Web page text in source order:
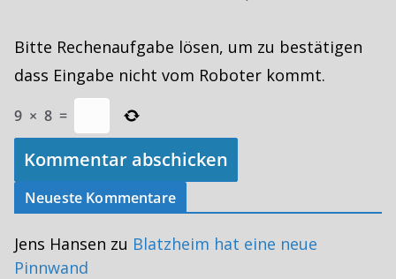
Bitte Rechenaufgabe lösen, um zu bestätigen
dass Eingabe nicht vom Roboter kommt.
9 × 8 =
Neueste Kommentare
Jens Hansen zu Blatzheim hat eine neue
Pinnwand